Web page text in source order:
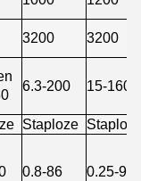
3200
3200
6.3-200 15-160
Staploze
0.8-86 0.25-90